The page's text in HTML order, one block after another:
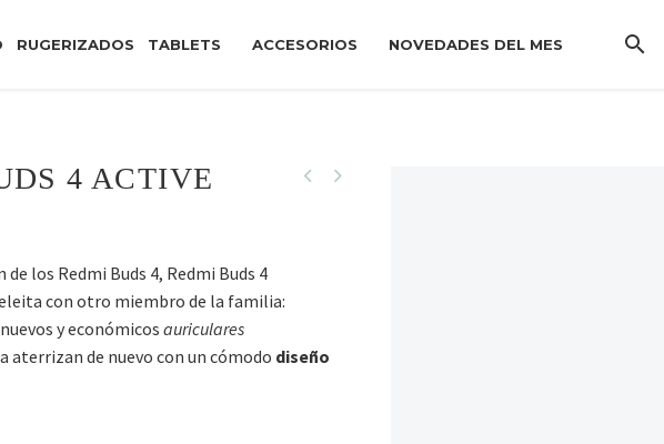
RUGERIZADOS TABLETS ACCESORIOS NOVEDADES DEL MES
4 ACTIVE
los Redmi Buds 4, Redmi Buds 4
con otro miembro de la familia:
y económicos auriculares
aterrizan de nuevo con un cómodo diseño